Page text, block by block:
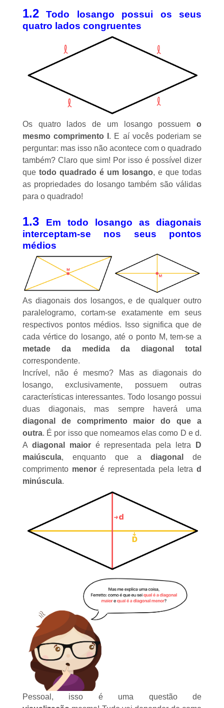
1.2Todo losango possui os seus
quatro lados congruentes
Os quatro lados de um losango possuemo
mesmo comprimento l . E aí vocês poderiam se
perguntar: mas isso não acontece com oquadrado
também? Claro que sim! Por isso é possível dizer
que todo quadrado é um losango, e que todas
as propriedades do losango também são válidas
para o quadrado!
1.3
Em todo losango as diagonais
interceptam-se nos seus pontos
médios
As diagonais dos losangos, e de qualquer outro
paralelogramo, cortam-se exatamente em seus
respectivos pontos médios. Isso significa que de
cada vértice do losango, até o ponto M, tem-se a
metade da medida da diagonal total
correspondente.
Incrível, não é mesmo? Mas as diagonais do
losango, exclusivamente, possuem outras
características interessantes. Todo losango possui
duas diagonais, mas sempre haverá uma
diagonal de comprimento maior do que a
outra. É por isso que nomeamos elas como D e d.
A diagonal maior é representada pela letra
D
maiúscula, enquanto que adiagonalde
comprimento menor é representada pela letrad
minúscula.
Pessoal, isso é uma questão de